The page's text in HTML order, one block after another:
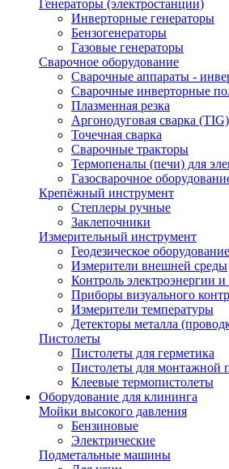
Генераторы (электростанции)
Инверторные генераторы
Бензогенераторы
Газовые генераторы
Сварочное оборудование
Сварочные аппараты -
Сварочные инверторные
Плазменная резка
Аргонодуговая сварка (TIG)
Точечная сварка
Сварочные тракторы
Термопеналы (печи) для
Газосварочное
Крепёжный инструмент
Степлеры ручные
Заклепочники
Измерительный инструмент
Геодезическое оборудование
Измерители внешней среды
Контроль электроэнергии и
Приборы визуального
Измерители температуры
Детекторы металла
Пистолеты
Пистолеты для герметика
Пистолеты для монтажной
Клеевые термопистолеты
Оборудование для клининга
Мойки высокого давления
Бензиновые
Электрические
Подметальные машины